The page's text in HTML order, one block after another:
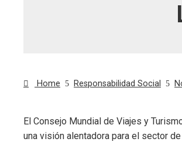
Home Responsabilidad Social
El Consejo Mundial de Viajes y
una visión alentadora para el sector